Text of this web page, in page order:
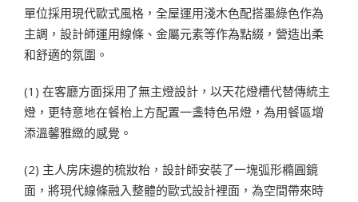
單位採用現代歐式風格，全屋運用淺木色配搭墨綠色作為
主調，設計師運用線條、金屬元素等作為點綴，營造出柔
和舒適的氛圍。
(1) 在客廳方面採用了無主燈設計，以天花燈槽代替傳統主
燈，更特意地在餐枱上方配置一盞特色吊燈，為用餐區增
添溫馨雅緻的感覺。
(2) 主人房床邊的梳妝枱，設計師安裝了一塊弧形橢圓鏡
面，將現代線條融入整體的歐式設計裡面，為空間帶來時